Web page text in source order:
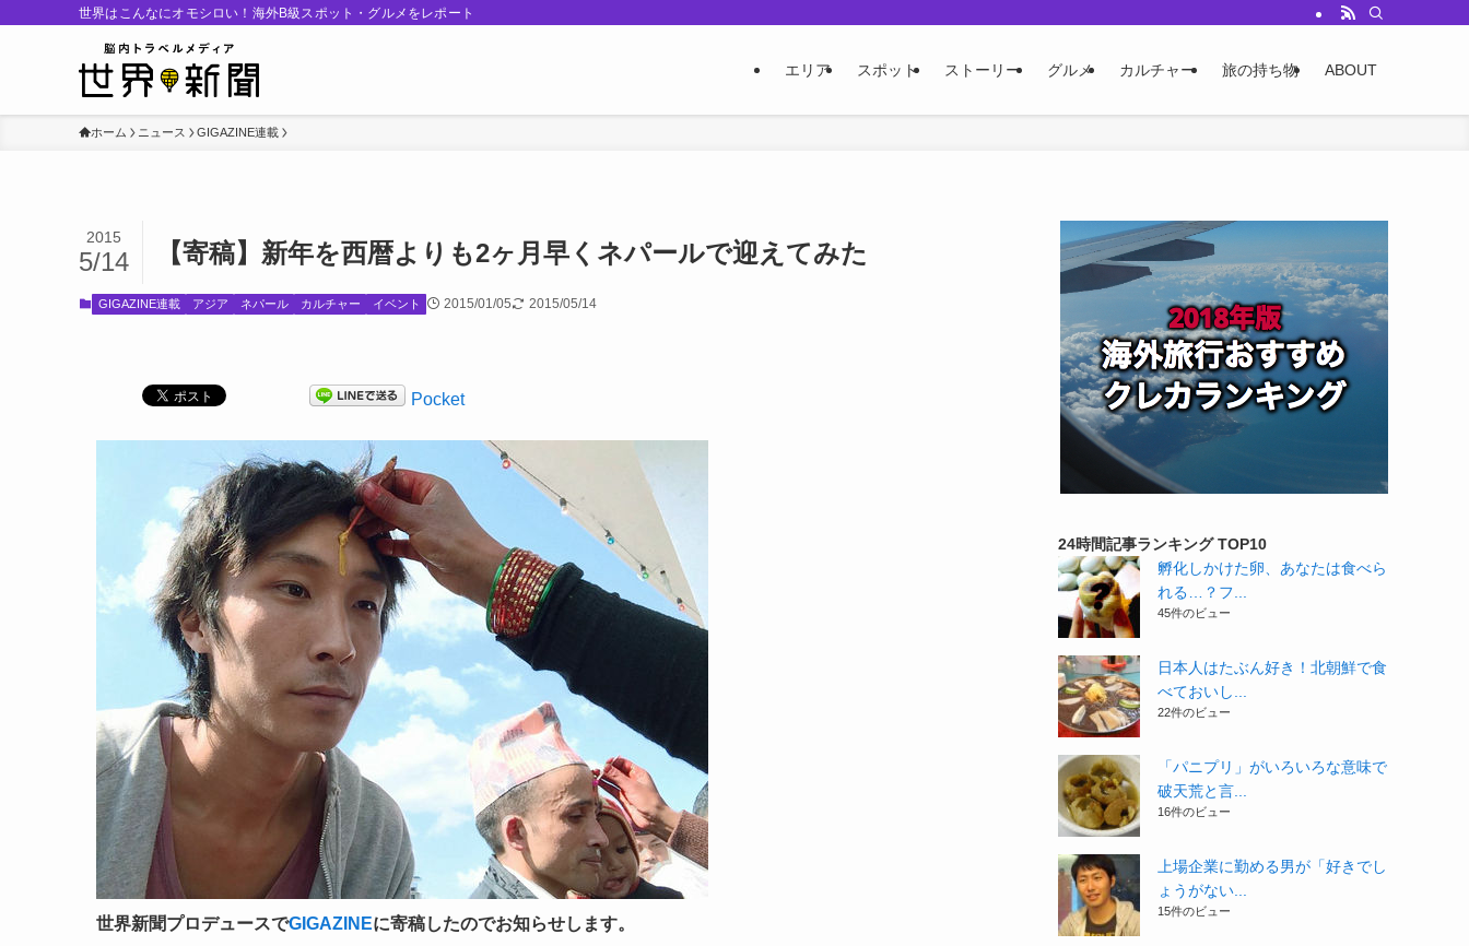
世界はこんなにオモシロい！海外B級スポット・グルメをレポート
エリア スポット ストーリー グルメ カルチャー 旅の持ち物 ABOUT
ホーム ニュース GIGAZINE連載
【寄稿】新年を西暦よりも2ヶ月早くネパールで迎えてみた
2015
5/14
GIGAZINE連載 アジア ネパール カルチャー イベント 2015/01/05 2015/05/14
Pocket
世界新聞プロデュースでGIGAZINEに寄稿したのでお知らせします。
24時間記事ランキング TOP10
孵化しかけた卵、あなたは食べら
れる…？フ...
45件のビュー
日本人はたぶん好き！北朝鮮で食
べておいし...
22件のビュー
「パニプリ」がいろいろな意味で
破天荒と言...
16件のビュー
上場企業に勤める男が「好きでし
ょうがない...
15件のビュー